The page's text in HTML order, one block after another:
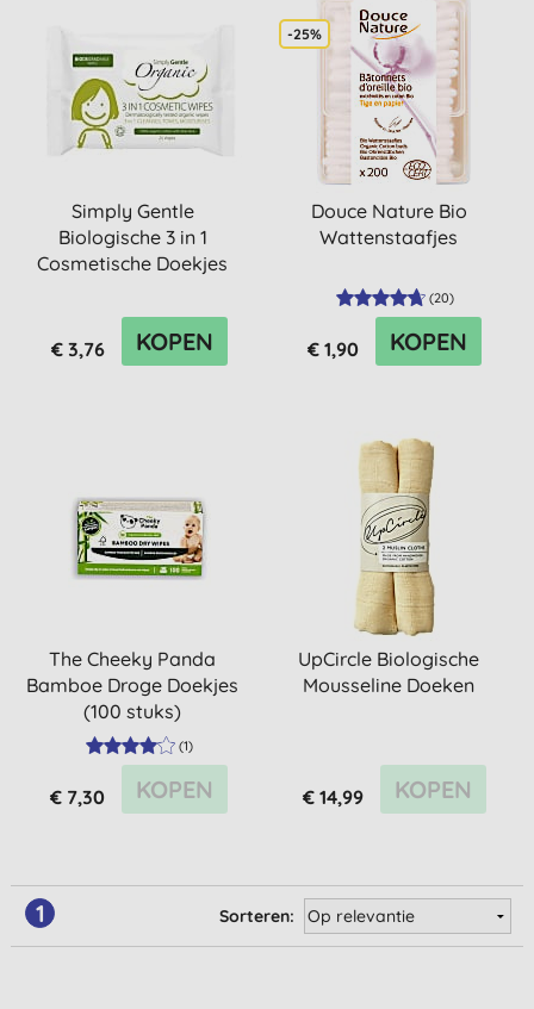
Simply Gentle
Biologische 3 in 1
Cosmetische Doekjes
€ 3,76 KOPEN
-25%
Douce Nature Bio
Wattenstaafjes
(20)
€ 1,90 KOPEN
The Cheeky Panda
Bamboe Droge Doekjes
(100 stuks)
(1)
€ 7,30 KOPEN
UpCircle Biologische
Mousseline Doeken
€ 14,99 KOPEN
1 Sorteren: